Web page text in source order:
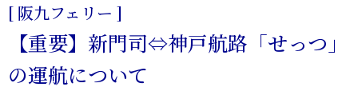
[ 阪九フェリー ]
【重要】新門司⇔神戸航路「せっつ」
の運航について